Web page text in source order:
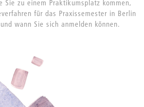
Sie zu einem Praktikumsplatz kommen,
für das Praxissemester in Berlin
wann Sie sich anmelden können.